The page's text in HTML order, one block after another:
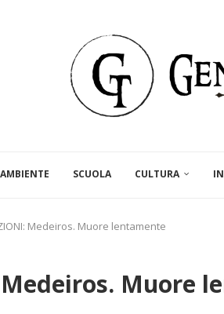
SCUOLA CULTURA
Medeiros. Muore lentamente
Medeiros. Muore